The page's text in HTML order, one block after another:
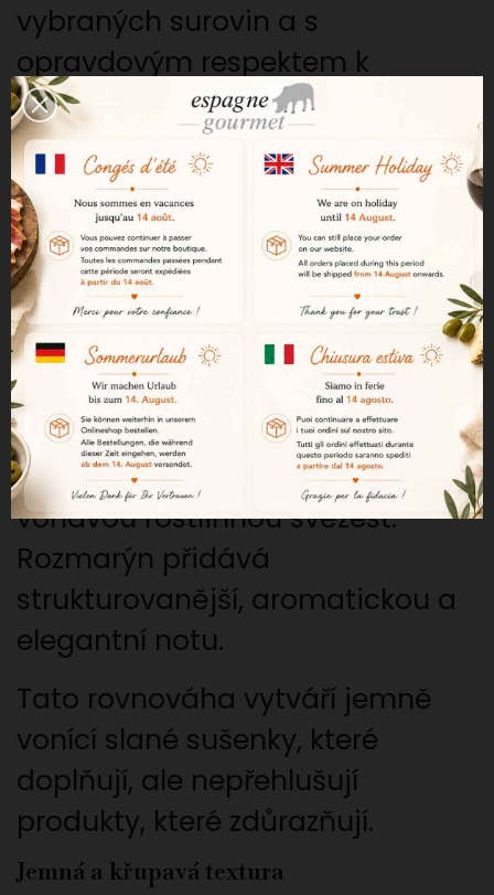
vybraných surovin a s
opravdovým respektem k
původním metodám.
Každý cracker je vyroben tak, aby
byl jemný, rovnoměrný a měl
stálou kvalitu.
Středomořské chutě: bazalka a rozmarýn
Kombinace bazalky a rozmarýnu
okamžitě evokuje středomořskou
kuchyni.
Bazalka dodává jemnou a lehce
voňavou rostlinnou svěžest.
Rozmarýn přidává
strukturovanější, aromatickou a
elegantní notu.
Tato rovnováha vytváří jemně
vonící slané sušenky, které
doplňují, ale nepřehlušují
produkty, které zdůrazňují.
Jemná a křupavá textura